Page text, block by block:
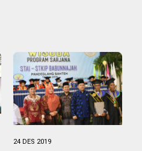
24 DES 2019